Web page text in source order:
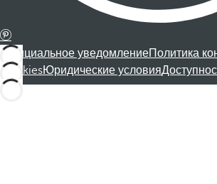
Официальное уведомлениеПолитика
CookiesЮридические условия